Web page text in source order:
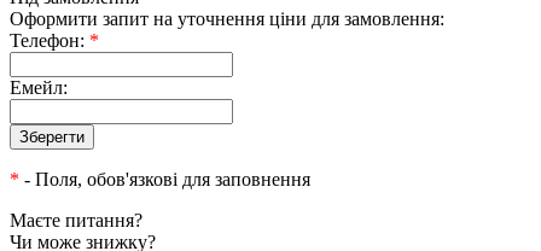
Оформити запит на уточнення ціни для замовлення:
Телефон: *
Емейл:
* - Поля, обов'язкові для заповнення
Маєте питання?
Чи може знижку?